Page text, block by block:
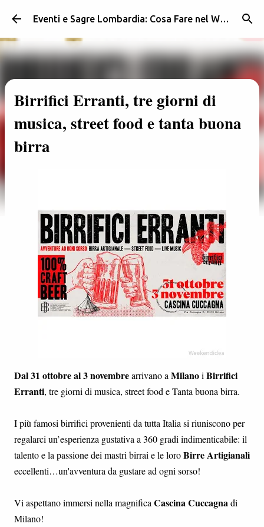
Passa ai contenuti principali Eventi e Sagre Lombardia: Cosa Fare nel Weekend | Weekendidea
Birrifici Erranti, tre giorni di
musica, street food e tanta buona
birra
Dal 31 ottobre al 3 novembrearrivano a Milanoi Birrifici
Erranti, tre giorni di musica, street food e Tanta buona birra.
I più famosi birrifici provenienti da tutta Italia si riuniscono per
regalarci un’esperienza gustativa a 360 gradi indimenticabile: il
talento e la passione dei mastri birrai e le loroBirre Artigianali
eccellenti…un'avventura da gustare ad ogni sorso!
Vi aspettano immersi nella magnifica Cascina Cuccagnadi
Milano!